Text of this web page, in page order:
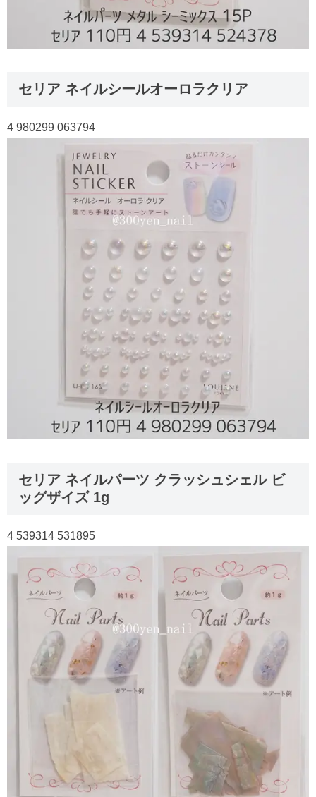
セリア ネイルシールオーロラクリア
4 980299 063794
セリア ネイルパーツ クラッシュシェル ビ
ッグザイズ 1g
4 539314 531895